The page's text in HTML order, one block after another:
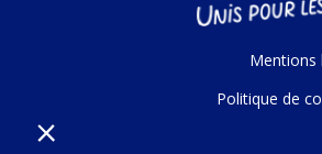
Mentions
Politique de